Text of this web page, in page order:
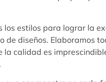
estilos para lograr la
diseños. Elaboramos
calidad es